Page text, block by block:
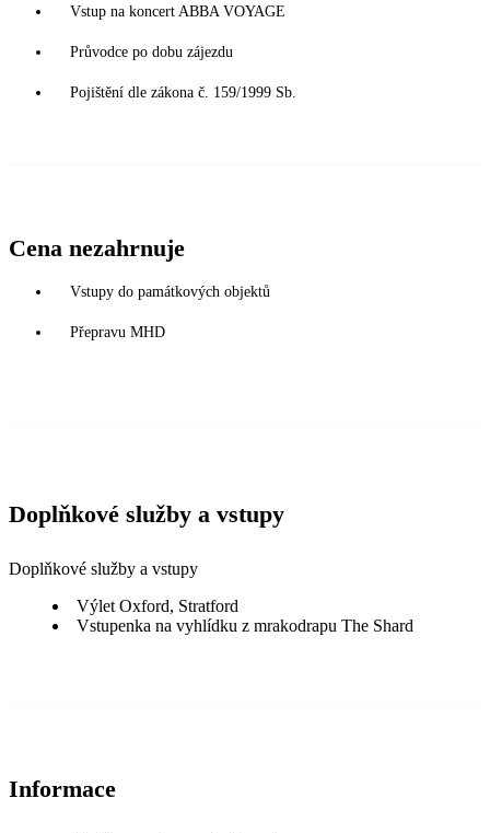
Vstup na koncert ABBA VOYAGE
Průvodce po dobu zájezdu
Pojištění dle zákona č. 159/1999 Sb.
Cena nezahrnuje
Vstupy do památkových objektů
Přepravu MHD
Doplňkové služby a vstupy
Doplňkové služby a vstupy
Výlet Oxford, Stratford
Vstupenka na vyhlídku z mrakodrapu The Shard
Informace